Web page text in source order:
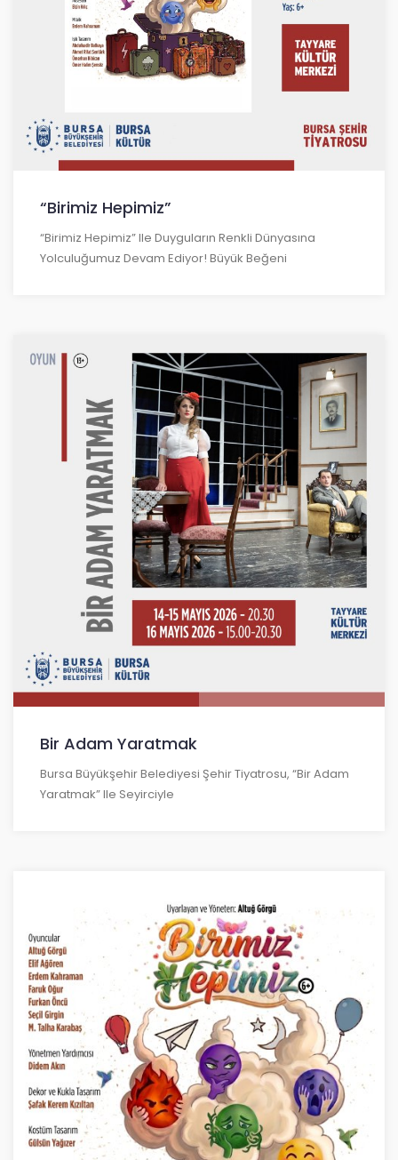
“Birimiz Hepimiz”
“Birimiz Hepimiz” Ile Duyguların Renkli Dünyasına
Yolculuğumuz Devam Ediyor! Büyük Beğeni
Bir Adam Yaratmak
Bursa Büyükşehir Belediyesi Şehir Tiyatrosu, “Bir Adam
Yaratmak” Ile Seyirciyle